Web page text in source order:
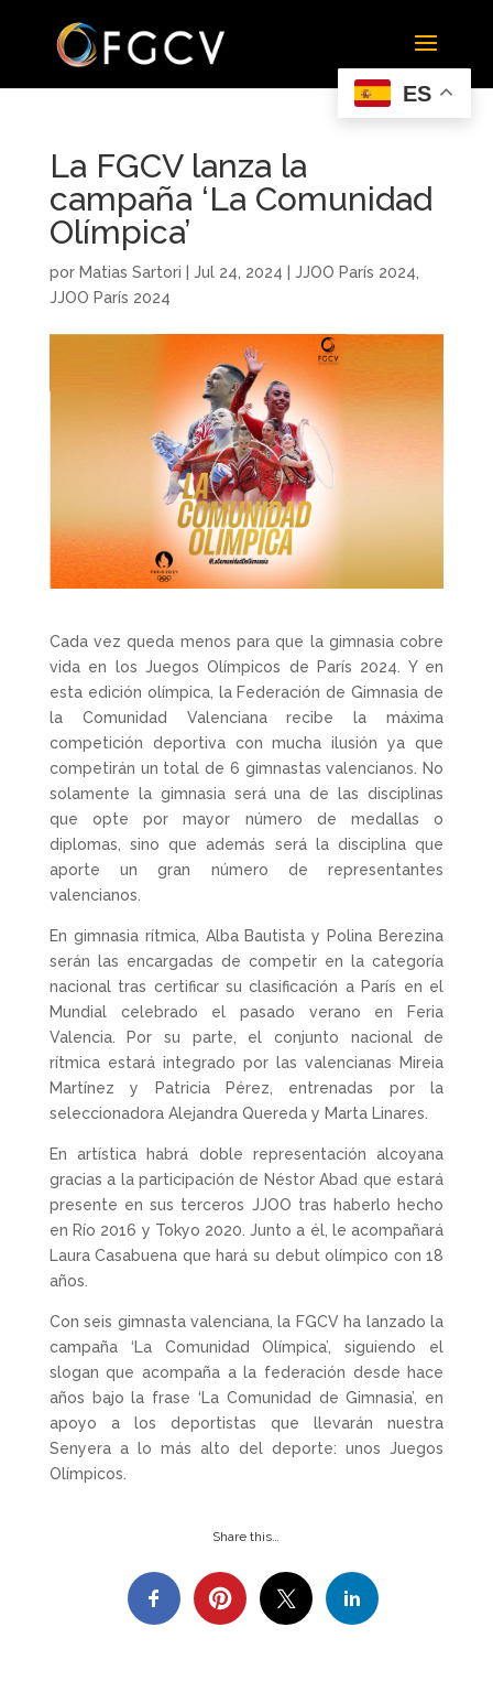
La FGCV lanza la
campaña ‘La Comunidad
Olímpica’
por Matias Sartori Jul 24, 2024 JJOO París 2024
JJOO París 2024
Cada vez queda menos para que la gimnasia cobre
vida en los Juegos Olímpicos de París 2024. Y en
esta edición olímpica, la Federación de Gimnasia de
la Comunidad Valenciana recibe la máxima
competición deportiva con mucha ilusión ya que
competirán un total de 6 gimnastas valencianos. No
solamente la gimnasia será una de las disciplinas
que opte por mayor número de medallas o
diplomas, sino que además será la disciplina que
aporte un gran número de representantes
valencianos.
En gimnasia rítmica, Alba Bautista y Polina Berezina
serán las encargadas de competir en la categoría
nacional tras certificar su clasificación a París en el
Mundial celebrado el pasado verano en Feria
Valencia. Por su parte, el conjunto nacional de
rítmica estará integrado por las valencianas Mireia
Martínez y Patricia Pérez, entrenadas por la
seleccionadora Alejandra Quereda y Marta Linares.
En artística habrá doble representación alcoyana
gracias a la participación de Néstor Abad que estará
presente en sus terceros JJOO tras haberlo hecho
en Río 2016 y Tokyo 2020. Junto a él, le acompañará
Laura Casabuena que hará su debut olímpico con 18
años.
Con seis gimnasta valenciana, la FGCV ha lanzado la
campaña ‘La Comunidad Olímpica’, siguiendo el
slogan que acompaña a la federación desde hace
años bajo la frase ‘La Comunidad de Gimnasia’, en
apoyo a los deportistas que llevarán nuestra
Senyera a lo más alto del deporte: unos Juegos
Olímpicos.
Share this…
ES